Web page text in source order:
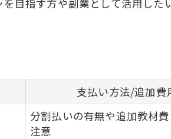
目指す方や副業として活用した
支払い方法/追加費
分割払いの有無や追加教材
注意